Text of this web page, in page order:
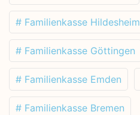
# Familienkasse Hildesheim
# Familienkasse Göttingen
# Familienkasse Emden
# Familienkasse Bremen